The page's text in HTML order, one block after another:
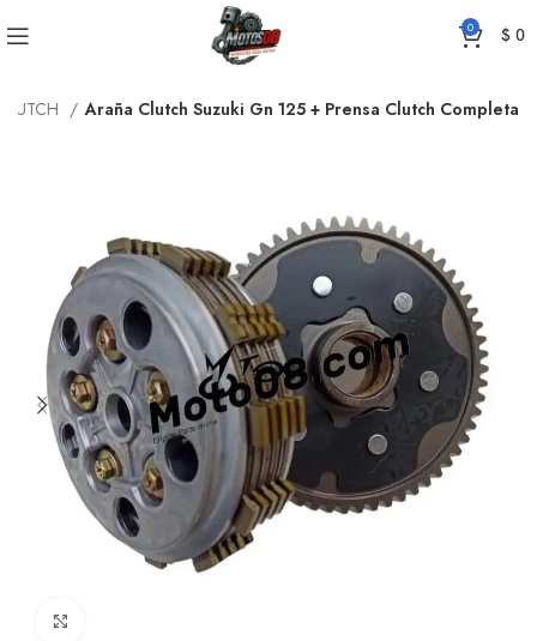
0 $0
Araña Clutch Suzuki Gn 125 + Prensa Clutch Completa